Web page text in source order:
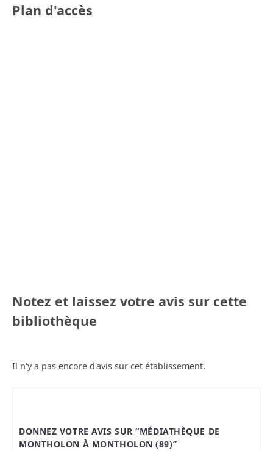
Plan d'accès
Notez et laissez votre avis sur cette
bibliothèque
Il n'y a pas encore d'avis sur cet établissement.
DONNEZ VOTRE AVIS SUR “MÉDIATHÈQUE DE
MONTHOLON À MONTHOLON (89)”